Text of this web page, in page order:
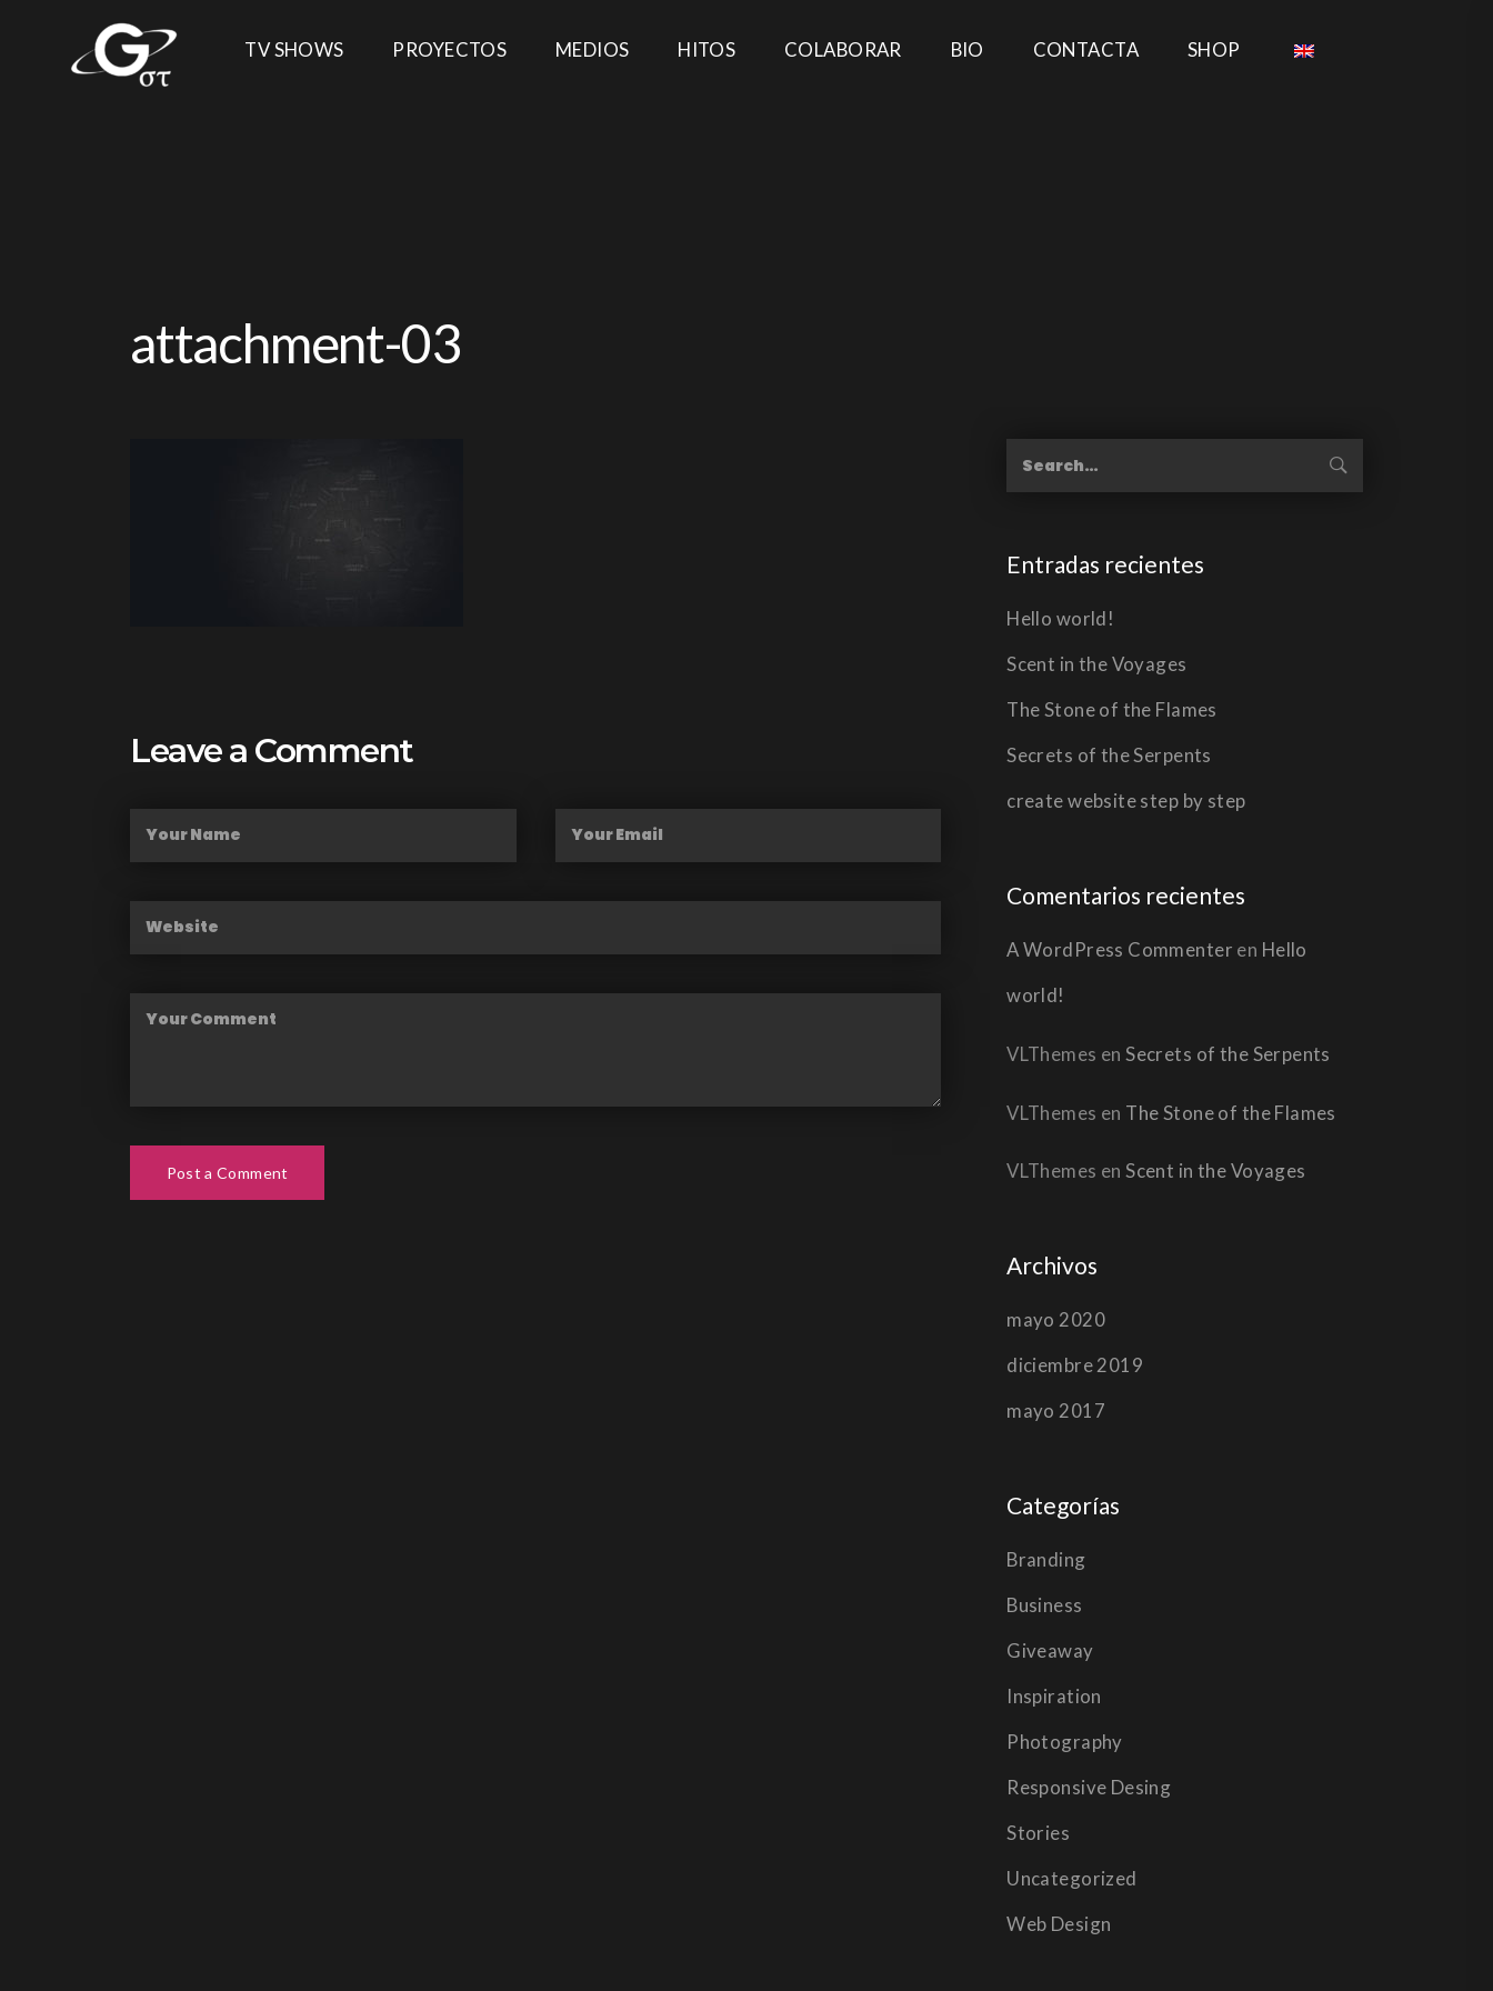
TV SHOWS PROYECTOS MEDIOS HITOS COLABORAR BIO CONTACTA SHOP
attachment-03
Leave a Comment
Post a Comment
Entradas recientes
Hello world!
Scent in the Voyages
The Stone of the Flames
Secrets of the Serpents
create website step by step
Comentarios recientes
A WordPress Commenter en Hello
world!
VLThemes enSecrets of the Serpents
VLThemes en The Stone of the Flames
VLThemes enScent in the Voyages
Archivos
mayo 2020
diciembre 2019
mayo 2017
Categorías
Branding
Business
Giveaway
Inspiration
Photography
Responsive Desing
Stories
Uncategorized
Web Design